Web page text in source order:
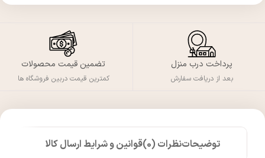
پرداخت درب منزل
بعد از دریافت سفارش
تضمین قیمت محصولات
کمترین قیمت دربین فروشگاه ها
توضیحاتنظرات (0) قوانین و شرایط ارسال کالا